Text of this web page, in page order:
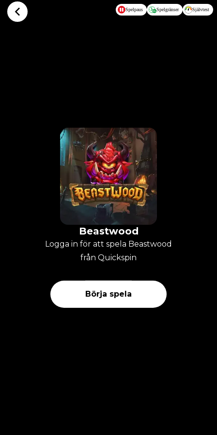
Hoppa till huvudinnehållet Spelpaus Spelgränser Självtest
Beastwood
Logga in för att spela Beastwood
från Quickspin
Börja spela